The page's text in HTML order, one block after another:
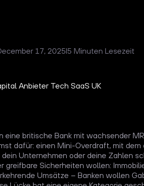
17, 2025I5 Minuten Lesezeit
eine britische Bank mit wachsender
dafür: einen Mini-Overdraft, mit
Unternehmen oder deine Zahlen
greifbare Sicherheiten wollen:
Umsätze – Banken wollen